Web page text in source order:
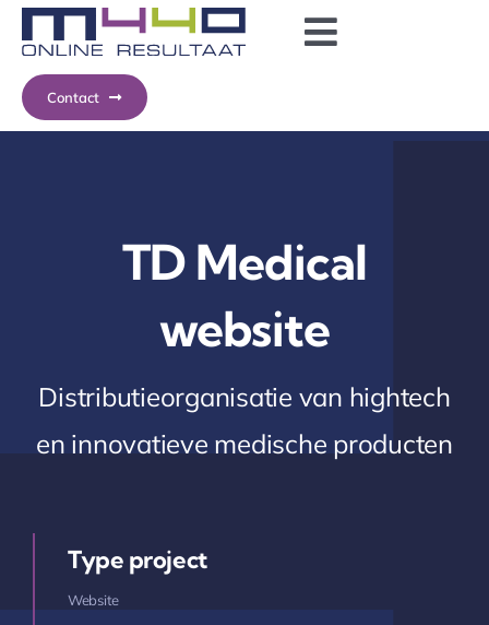
Ga
naar
inhoud
Toggle
Diensten
Servicecentrum
Contact
TD Medical
website
Distributieorganisatie van hightech
en innovatieve medische producten
Type project
Website